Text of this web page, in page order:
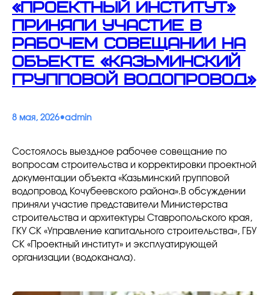
«Проектный институт»
приняли участие в
рабочем совещании на
объекте «Казьминский
групповой водопровод»
8 мая, 2026•admin
Состоялось выездное рабочее совещание по
вопросам строительства и корректировки проектной
документации объекта «Казьминский групповой
водопровод Кочубеевского района».В обсуждении
приняли участие представители Министерства
строительства и архитектуры Ставропольского края,
ГКУ СК «Управление капитального строительства», ГБУ
СК «Проектный институт» и эксплуатирующей
организации (водоканала).